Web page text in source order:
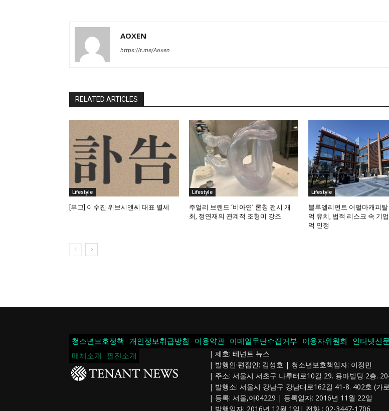
AOXEN
https://t.me/Aoxen
RELATED ARTICLES
Lifestyle
[부고] 이수진 위브시앤씨 대표 별세
Lifestyle
주얼리 브랜드 ‘비아연’ 론칭 전시 개
최, 정연재의 관계적 조형미 강조
Lifestyle
블루엘리펀트 어펄마캐피탈
억 유치, 법적 리스크 속 기
억 인정
청소년보호정책 개인정보취급방침 이용약관 이메일무단수집거부 이용자위원회 인터넷신
매체소개
필진소개
| 제호: 테넌트 뉴스
| 발행인·편집인: 김성호 | 청소년보호책임자: 이정민
| 주소: 서울시 서초구 나루터로10길 29. 용마빌딩 2층.
| 발행소: 서울시 강남구 강남대로162길 41-8. 402호 (가
| 등록: 서울,아04229 | 등록일자: 2016년 11월 22일
| 발행일자: 2016년 12월 1일| 전화 : 02-3447-1706